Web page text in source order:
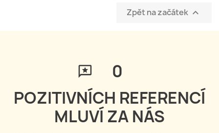
Zpět na začátek 
0
POZITIVNÍCH REFERENCÍ
MLUVÍ ZA NÁS